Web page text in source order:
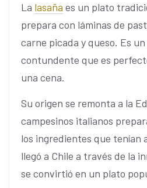
La lasaña es un plato
prepara con láminas de
carne picada y queso. Es
contundente que es
una cena.
Su origen se remonta a la
campesinos italianos
los ingredientes que tenían
llegó a Chile a través de la
se convirtió en un plato